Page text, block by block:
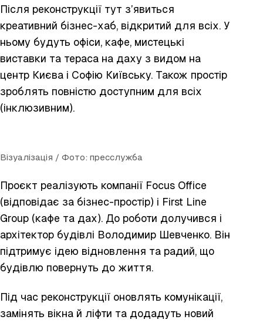
Після реконструкції тут з’явиться
креативний бізнес-хаб, відкритий для всіх. У
ньому будуть офіси, кафе, мистецькі
виставки та тераса на даху з видом на
центр Києва і Софію Київську. Також простір
зроблять повністю доступним для всіх
(інклюзивним).
Візуалізація / Фото: пресслужба
Проєкт реалізують компанії Focus Office
(відповідає за бізнес-простір) і First Line
Group (кафе та дах). До роботи долучився і
архітектор будівлі Володимир Шевченко. Він
підтримує ідею відновлення та радий, що
будівлю повернуть до життя.
Під час реконструкції оновлять комунікації,
замінять вікна й ліфти та додадуть новий